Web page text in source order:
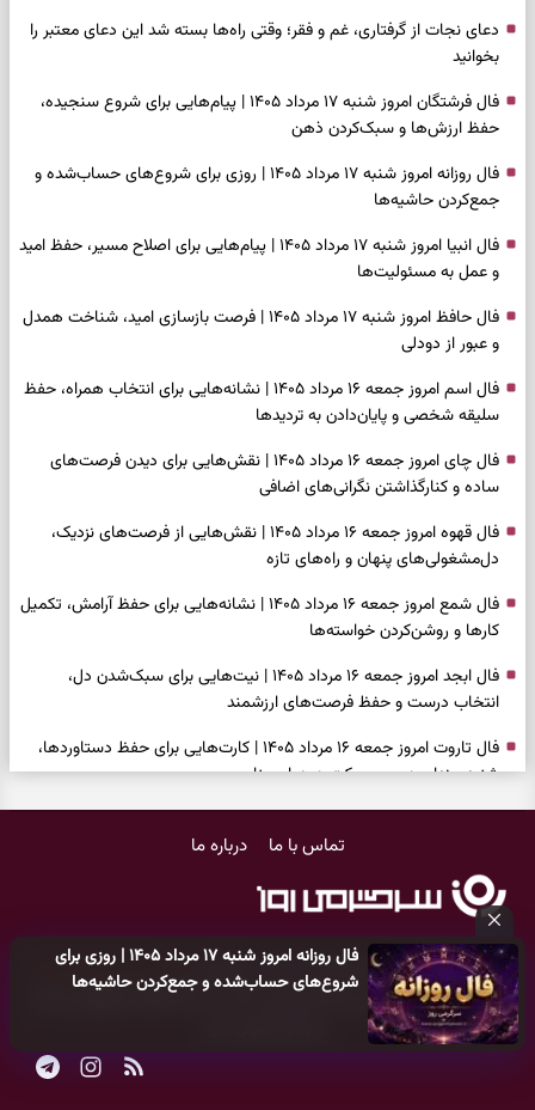
فال روزانه امروز شنبه ۱۷ مرداد ۱۴۰۵ | روزی برای
شروع‌های حساب‌شده و جمع‌کردن حاشیه‌ها
دعای نجات از گرفتاری، غم و فقر؛ وقتی راه‌ها بسته شد این دعای معتبر را
بخوانید
فال فرشتگان امروز شنبه ۱۷ مرداد ۱۴۰۵ | پیام‌هایی برای شروع سنجیده،
حفظ ارزش‌ها و سبک‌کردن ذهن
فال روزانه امروز شنبه ۱۷ مرداد ۱۴۰۵ | روزی برای شروع‌های حساب‌شده و
جمع‌کردن حاشیه‌ها
فال انبیا امروز شنبه ۱۷ مرداد ۱۴۰۵ | پیام‌هایی برای اصلاح مسیر، حفظ امید
و عمل به مسئولیت‌ها
فال حافظ امروز شنبه ۱۷ مرداد ۱۴۰۵ | فرصت بازسازی امید، شناخت همدل
و عبور از دودلی
فال اسم امروز جمعه ۱۶ مرداد ۱۴۰۵ | نشانه‌هایی برای انتخاب همراه، حفظ
سلیقه شخصی و پایان‌دادن به تردیدها
فال چای امروز جمعه ۱۶ مرداد ۱۴۰۵ | نقش‌هایی برای دیدن فرصت‌های
ساده و کنارگذاشتن نگرانی‌های اضافی
فال قهوه امروز جمعه ۱۶ مرداد ۱۴۰۵ | نقش‌هایی از فرصت‌های نزدیک،
دل‌مشغولی‌های پنهان و راه‌های تازه
فال شمع امروز جمعه ۱۶ مرداد ۱۴۰۵ | نشانه‌هایی برای حفظ آرامش، تکمیل
کارها و روشن‌کردن خواسته‌ها
فال ابجد امروز جمعه ۱۶ مرداد ۱۴۰۵ | نیت‌هایی برای سبک‌شدن دل،
انتخاب درست و حفظ فرصت‌های ارزشمند
فال تاروت امروز جمعه ۱۶ مرداد ۱۴۰۵ | کارت‌هایی برای حفظ دستاوردها،
شنیدن ندای درون و حرکت در زمان مناسب
دیدن ارزش مسیرهای آرام
وقتی همه راه‌ها بسته شد، این دعای گشایش را بخوانید؛ ذکر معتبر برای
آسان شدن فوری کارهای سخت
فال فرشتگان امروز جمعه ۱۶ مرداد ۱۴۰۵ | پیام‌هایی برای آرام‌کردن ذهن و
نگه‌داشتن چیزهای ارزشمند
تماس با ما درباره ما
کلیه حقوق مادی و معنوی این سایت متعلق بهپایگاه خبری سرگرمی روز
می‌باشد و هر گونه کپی‌برداری توسط دیگر سایت‌ها اکیدا ممنوع